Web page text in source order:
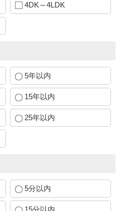
4DK～4LDK
5年以内
15年以内
25年以内
5分以内